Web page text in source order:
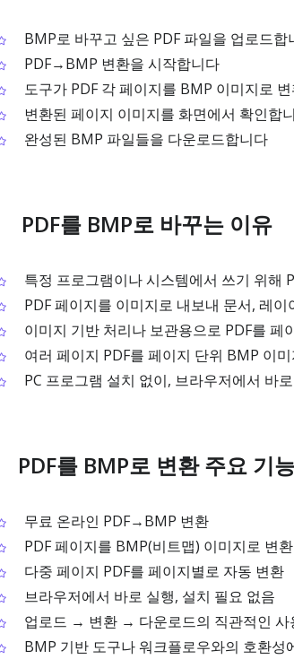
BMP로 바꾸고 싶은 PDF 파일을 업로드합
PDF→BMP 변환을 시작합니다
도구가 PDF 각 페이지를 BMP 이미지로
변환된 페이지 이미지를 화면에서 확인합
완성된 BMP 파일들을 다운로드합니다
PDF를 BMP로 바꾸는 이유
특정 프로그램이나 시스템에서 쓰기 위해
PDF 페이지를 이미지로 내보내 문서, 레
이미지 기반 처리나 보관용으로 PDF를 페
여러 페이지 PDF를 페이지 단위 BMP 이
PC 프로그램 설치 없이, 브라우저에서 바
PDF를 BMP로 변환 주요 기
무료 온라인 PDF→BMP 변환
PDF 페이지를 BMP(비트맵) 이미지로 변환
다중 페이지 PDF를 페이지별로 자동 변환
브라우저에서 바로 실행, 설치 필요 없음
업로드 → 변환 → 다운로드의 직관적인 사
BMP 기반 도구나 워크플로우와의 호환성